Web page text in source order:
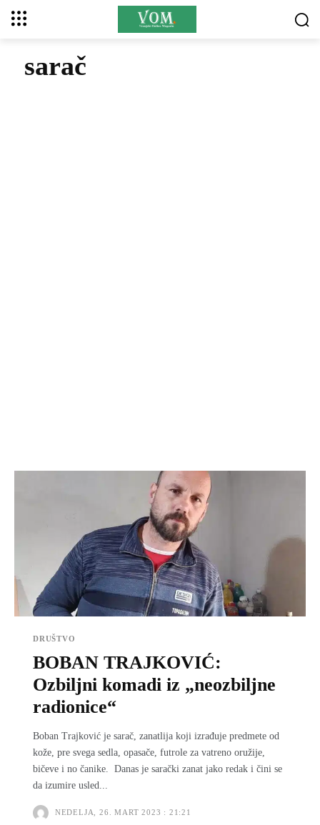
sarač
DRUŠTVO
BOBAN TRAJKOVIĆ:
Ozbiljni komadi iz „neozbiljne
radionice“
Boban Trajković je sarač, zanatlija koji izrađuje predmete od
kože, pre svega sedla, opasače, futrole za vatreno oružije,
bičeve i no čanike. Danas je sarački zanat jako redak i čini se
da izumire usled...
NEDELJA, 26. MART 2023 : 21:21